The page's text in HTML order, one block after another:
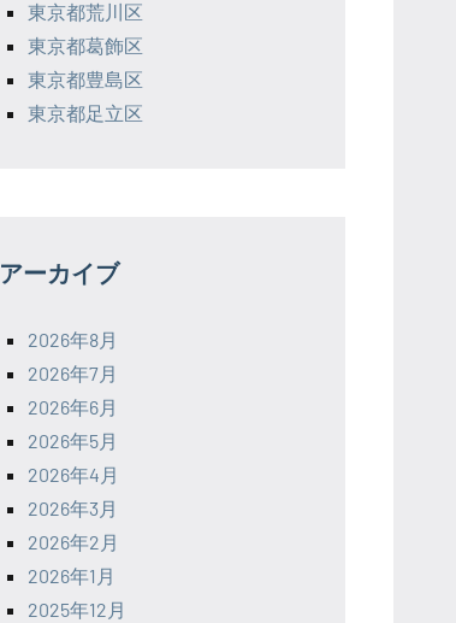
東京都荒川区
東京都葛飾区
東京都豊島区
東京都足立区
アーカイブ
2026年8月
2026年7月
2026年6月
2026年5月
2026年4月
2026年3月
2026年2月
2026年1月
2025年12月